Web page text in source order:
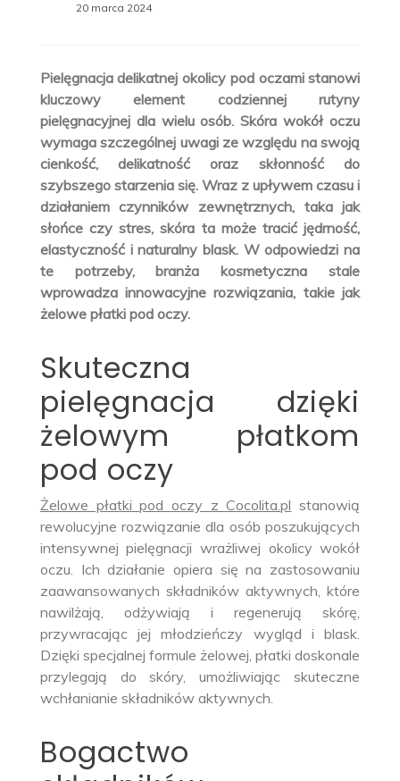
20 marca 2024
Pielęgnacja delikatnej okolicy pod oczami stanowi
kluczowy element codziennej rutyny
pielęgnacyjnej dla wielu osób. Skóra wokół oczu
wymaga szczególnej uwagi ze względu na swoją
cienkość, delikatność oraz skłonność do
szybszego starzenia się. Wraz z upływem czasu i
działaniem czynników zewnętrznych, taka jak
słońce czy stres, skóra ta może tracić jędrność,
elastyczność i naturalny blask. W odpowiedzi na
te potrzeby, branża kosmetyczna stale
wprowadza innowacyjne rozwiązania, takie jak
żelowe płatki pod oczy.
Skuteczna
pielęgnacja dzięki
żelowym płatkom
pod oczy
Żelowe płatki pod oczy zCocolita.pl stanowią
rewolucyjne rozwiązanie dla osób poszukujących
intensywnej pielęgnacji wrażliwej okolicy wokół
oczu. Ich działanie opiera się na zastosowaniu
zaawansowanych składników aktywnych, które
nawilżają, odżywiają i regenerują skórę,
przywracając jej młodzieńczy wygląd i blask.
Dzięki specjalnej formule żelowej, płatki doskonale
przylegają do skóry, umożliwiając skuteczne
wchłanianie składników aktywnych.
Bogactwo